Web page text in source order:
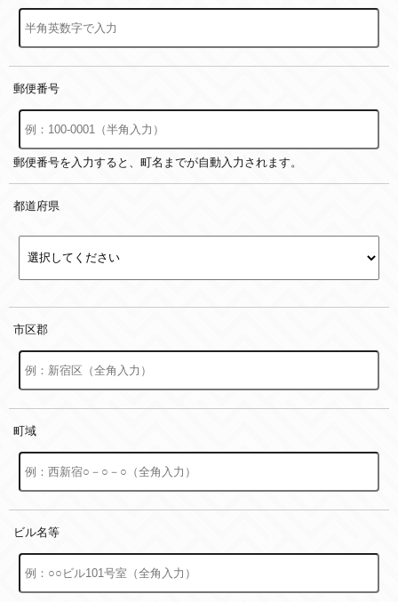
郵便番号
郵便番号を入力すると、町名までが自動入力されます。
都道府県
市区郡
町域
ビル名等